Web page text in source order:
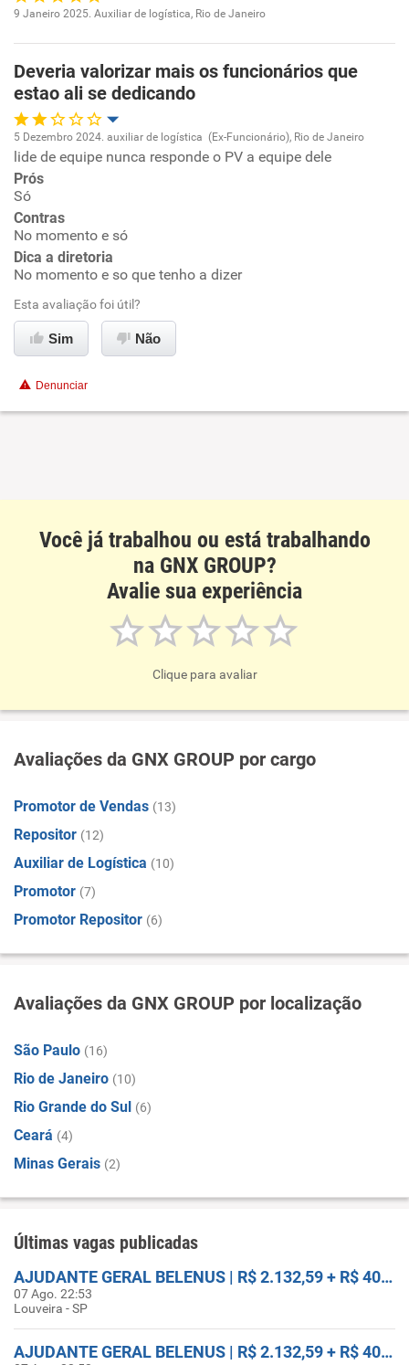
Ambiente de trabalho
Conciliação com a vida familiar
Benefícios
Recomenda esta empresa
9 Janeiro 2025. Auxiliar de logística, Rio de Janeiro
Deveria valorizar mais os funcionários que
estao ali se dedicando
Oportunidade de promoção
Conciliação com a vida familiar
Recomenda esta empresa
5 Dezembro 2024. auxiliar de logística (Ex-Funcionário), Rio de Janeiro
lide de equipe nunca responde o PV a equipe dele
Prós
Só
Contras
No momento e só
Dica a diretoria
No momento e so que tenho a dizer
Esta avaliação foi útil?
Sim Não
Denunciar
Você já trabalhou ou está trabalhando
na GNX GROUP?
Avalie sua experiência
Clique para avaliar
Avaliações da GNX GROUP por cargo
Promotor de Vendas (13)
Repositor (12)
Auxiliar de Logística (10)
Promotor (7)
Promotor Repositor (6)
Avaliações da GNX GROUP por localização
São Paulo (16)
Rio de Janeiro (10)
Rio Grande do Sul (6)
Ceará (4)
Minas Gerais (2)
Últimas vagas publicadas
AJUDANTE GERAL BELENUS | R$ 2.132,59 + R$ 400 ASSIDUIDADE + FRETADO
07 Ago. 22:53
Louveira - SP
AJUDANTE GERAL BELENUS | R$ 2.132,59 + R$ 400 ASSIDUIDADE + FRETADO